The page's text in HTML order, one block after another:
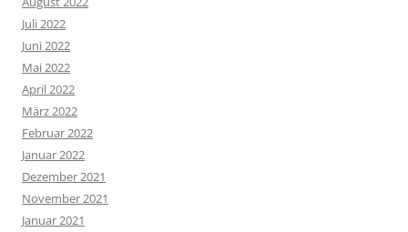
Juli 2022
Juni 2022
Mai 2022
April 2022
März 2022
Februar 2022
Januar 2022
Dezember 2021
November 2021
Januar 2021